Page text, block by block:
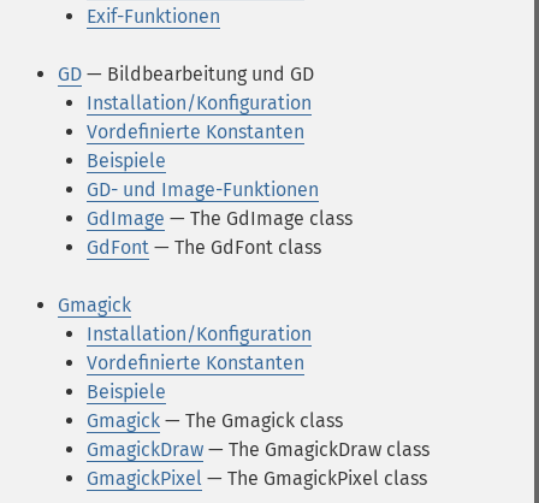
Exif-Funktionen
GD — Bildbearbeitung und GD
Installation/Konfiguration
Vordefinierte Konstanten
Beispiele
GD- und Image-Funktionen
GdImage — The GdImage class
GdFont — The GdFont class
Gmagick
Installation/Konfiguration
Vordefinierte Konstanten
Beispiele
Gmagick — The Gmagick class
GmagickDraw — The GmagickDraw class
GmagickPixel — The GmagickPixel class